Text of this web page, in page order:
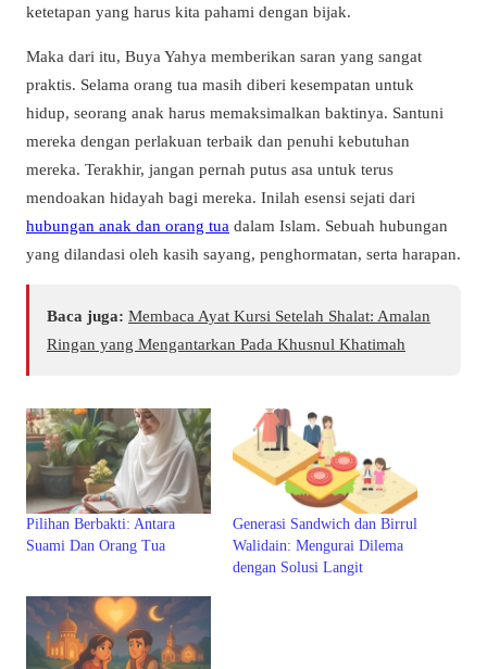
ketetapan yang harus kita pahami dengan bijak.
Maka dari itu, Buya Yahya memberikan saran yang sangat
praktis. Selama orang tua masih diberi kesempatan untuk
hidup, seorang anak harus memaksimalkan baktinya. Santuni
mereka dengan perlakuan terbaik dan penuhi kebutuhan
mereka. Terakhir, jangan pernah putus asa untuk terus
mendoakan hidayah bagi mereka. Inilah esensi sejati dari
hubungan anak dan orang tua dalam Islam. Sebuah hubungan
yang dilandasi oleh kasih sayang, penghormatan, serta harapan.
Baca juga: Membaca Ayat Kursi Setelah Shalat: Amalan
Ringan yang Mengantarkan Pada Khusnul Khatimah
Pilihan Berbakti: Antara
Suami Dan Orang Tua
Generasi Sandwich dan Birrul
Walidain: Mengurai Dilema
dengan Solusi Langit